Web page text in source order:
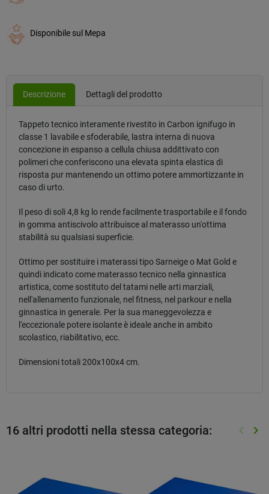
Disponibile sul Mepa
Descrizione Dettagli del prodotto
Tappeto tecnico interamente rivestito in Carbon ignifugo in
classe 1 lavabile e sfoderabile, lastra interna di nuova
concezione in espanso a cellula chiusa addittivato con
polimeri che conferiscono una elevata spinta elastica di
risposta pur mantenendo un ottimo potere ammortizzante in
caso di urto.
Il peso di soli 4,8 kg lo rende facilmente trasportabile e il fondo
in gomma antiscivolo attribuisce al materasso un'ottima
stabilità su qualsiasi superficie.
Ottimo per sostituire i materassi tipo Sarneige o Mat Gold e
quindi indicato come materasso tecnico nella ginnastica
artistica, come sostituto del tatami nelle arti marziali,
nell'allenamento funzionale, nel fitness, nel parkour e nella
ginnastica in generale. Per la sua maneggevolezza e
l'eccezionale potere isolante è ideale anche in ambito
scolastico, riabilitativo, ecc.
Dimensioni totali 200x100x4 cm.
16 altri prodotti nella stessa categoria: keyboard_arrow_left keyboard_arrow_right